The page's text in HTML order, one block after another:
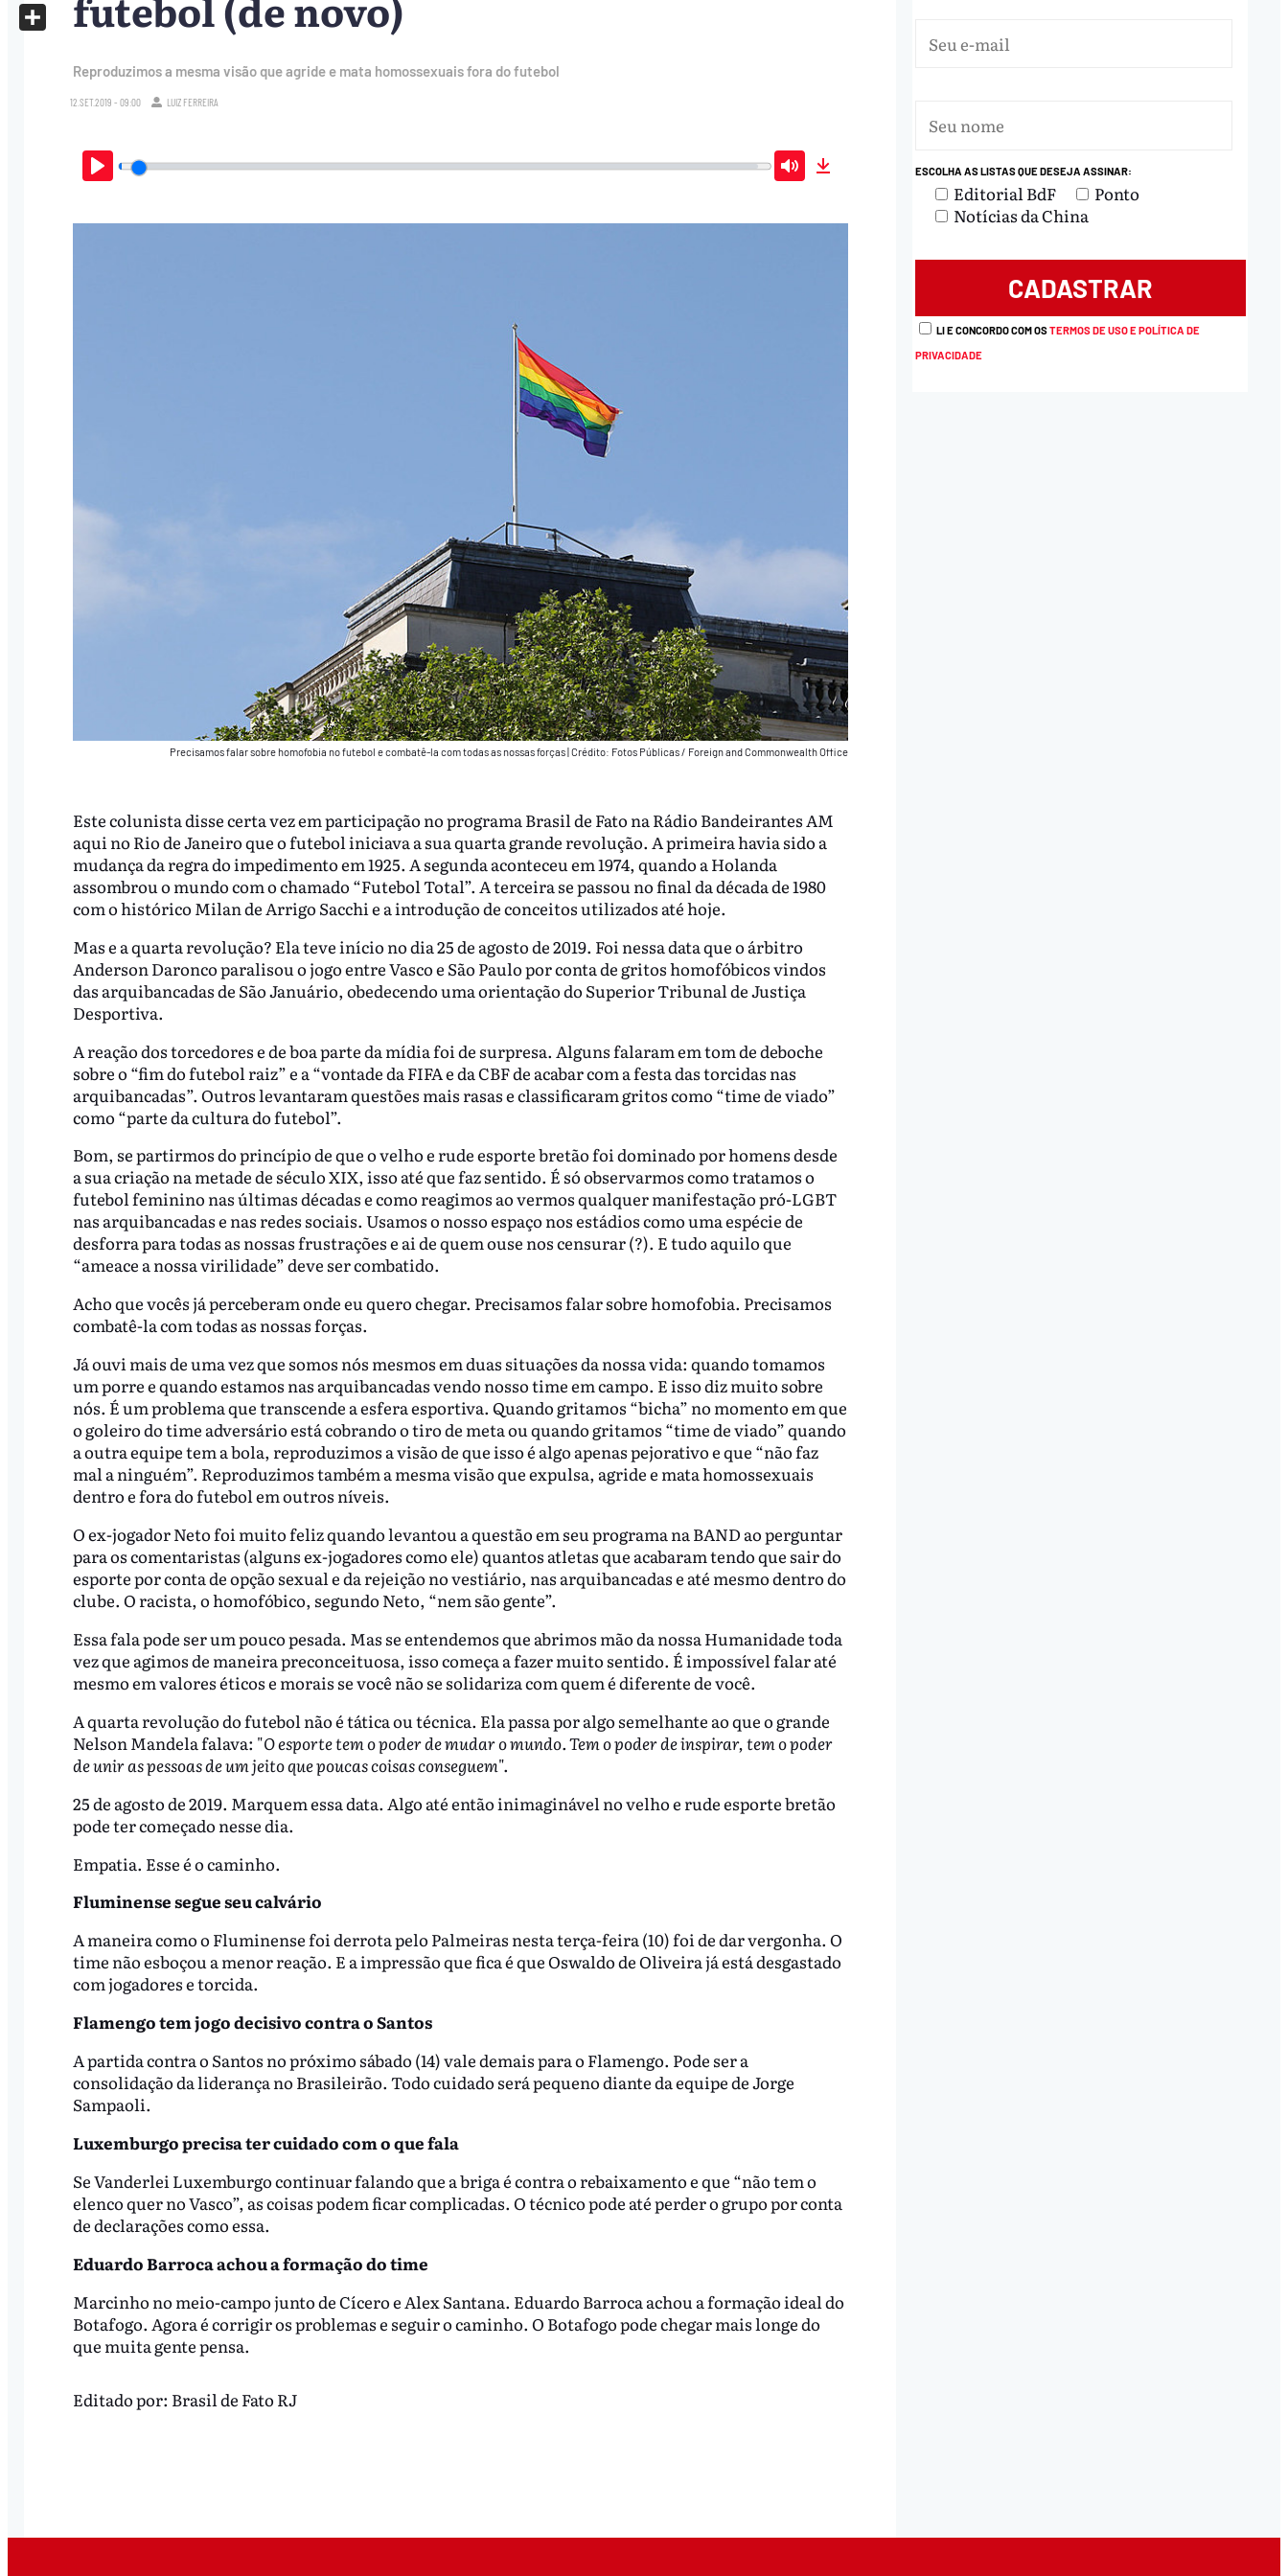
Reproduzimos a mesma visão que agride e mata homossexuais fora do futebol
12.SET.2019 - 09:00 LUIZ FERREIRA
Play Mute
Precisamos falar sobre homofobia no futebol e combatê-la com todas as nossas forças Crédito: Fotos Públicas / Foreign and Commonwealth Office
Este colunista disse certa vez em participação no programa Brasil de Fato na Rádio Bandeirantes AM
aqui no Rio de Janeiro que o futebol iniciava a sua quarta grande revolução. A primeira havia sido a
mudança da regra do impedimento em 1925. A segunda aconteceu em 1974, quando a Holanda
assombrou o mundo com o chamado “Futebol Total”. A terceira se passou no final da década de 1980
com o histórico Milan de Arrigo Sacchi e a introdução de conceitos utilizados até hoje.
Mas e a quarta revolução? Ela teve início no dia 25 de agosto de 2019. Foi nessa data que o árbitro
Anderson Daronco paralisou o jogo entre Vasco e São Paulo por conta de gritos homofóbicos vindos
das arquibancadas de São Januário, obedecendo uma orientação do Superior Tribunal de Justiça
Desportiva.
A reação dos torcedores e de boa parte da mídia foi de surpresa. Alguns falaram em tom de deboche
sobre o “fim do futebol raiz” e a “vontade da FIFA e da CBF de acabar com a festa das torcidas nas
arquibancadas”. Outros levantaram questões mais rasas e classificaram gritos como “time de viado”
como “parte da cultura do futebol”.
Bom, se partirmos do princípio de que o velho e rude esporte bretão foi dominado por homens desde
a sua criação na metade de século XIX, isso até que faz sentido. É só observarmos como tratamos o
futebol feminino nas últimas décadas e como reagimos ao vermos qualquer manifestação pró-LGBT
nas arquibancadas e nas redes sociais. Usamos o nosso espaço nos estádios como uma espécie de
desforra para todas as nossas frustrações e ai de quem ouse nos censurar (?). E tudo aquilo que
“ameace a nossa virilidade” deve ser combatido.
Acho que vocês já perceberam onde eu quero chegar. Precisamos falar sobre homofobia. Precisamos
combatê-la com todas as nossas forças.
Já ouvi mais de uma vez que somos nós mesmos em duas situações da nossa vida: quando tomamos
um porre e quando estamos nas arquibancadas vendo nosso time em campo. E isso diz muito sobre
nós. É um problema que transcende a esfera esportiva. Quando gritamos “bicha” no momento em que
o goleiro do time adversário está cobrando o tiro de meta ou quando gritamos “time de viado” quando
a outra equipe tem a bola, reproduzimos a visão de que isso é algo apenas pejorativo e que “não faz
mal a ninguém”. Reproduzimos também a mesma visão que expulsa, agride e mata homossexuais
dentro e fora do futebol em outros níveis.
O ex-jogador Neto foi muito feliz quando levantou a questão em seu programa na BAND ao perguntar
para os comentaristas (alguns ex-jogadores como ele) quantos atletas que acabaram tendo que sair do
esporte por conta de opção sexual e da rejeição no vestiário, nas arquibancadas e até mesmo dentro do
clube. O racista, o homofóbico, segundo Neto, “nem são gente”.
Essa fala pode ser um pouco pesada. Mas se entendemos que abrimos mão da nossa Humanidade toda
vez que agimos de maneira preconceituosa, isso começa a fazer muito sentido. É impossível falar até
mesmo em valores éticos e morais se você não se solidariza com quem é diferente de você.
A quarta revolução do futebol não é tática ou técnica. Ela passa por algo semelhante ao que o grande
Nelson Mandela falava: "O esporte tem o poder de mudar o mundo. Tem o poder de inspirar, tem o poder
de unir as pessoas de um jeito que poucas coisas conseguem".
25 de agosto de 2019. Marquem essa data. Algo até então inimaginável no velho e rude esporte bretão
pode ter começado nesse dia.
Empatia. Esse é o caminho.
Fluminense segue seu calvário
A maneira como o Fluminense foi derrota pelo Palmeiras nesta terça-feira (10) foi de dar vergonha. O
time não esboçou a menor reação. E a impressão que fica é que Oswaldo de Oliveira já está desgastado
com jogadores e torcida.
Flamengo tem jogo decisivo contra o Santos
A partida contra o Santos no próximo sábado (14) vale demais para o Flamengo. Pode ser a
consolidação da liderança no Brasileirão. Todo cuidado será pequeno diante da equipe de Jorge
Sampaoli.
Luxemburgo precisa ter cuidado com o que fala
Se Vanderlei Luxemburgo continuar falando que a briga é contra o rebaixamento e que “não tem o
elenco quer no Vasco”, as coisas podem ficar complicadas. O técnico pode até perder o grupo por conta
de declarações como essa.
Eduardo Barroca achou a formação do time
Marcinho no meio-campo junto de Cícero e Alex Santana. Eduardo Barroca achou a formação ideal do
Botafogo. Agora é corrigir os problemas e seguir o caminho. O Botafogo pode chegar mais longe do
que muita gente pensa.
X
Editado por: Brasil de Fato RJ
ESCOLHA AS LISTAS QUE DESEJA ASSINAR:
Editorial BdF
Ponto
Notícias da China
LI E CONCORDO COM OSTERMOS DE USO E POLÍTICA DE
PRIVACIDADE